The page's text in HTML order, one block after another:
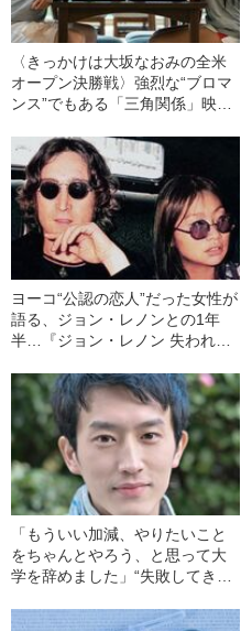
〈きっかけは大坂なおみの全米
オープン決勝戦〉強烈な“ブロマ
ンス”でもある「三角関係」映画
ヨーコ“公認の恋人”だった女性が
語る、ジョン・レノンとの1年
半…『ジョン・レノン 失われた
「もういい加減、やりたいこと
をちゃんとやろう、と思って大
学を辞めました」“失敗してき